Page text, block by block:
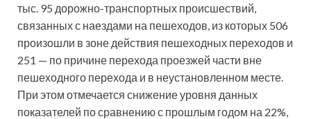
тыс. 95 дорожно-транспортных происшествий,
связанных с наездами на пешеходов, из которых 506
произошли в зоне действия пешеходных переходов и
251 — по причине перехода проезжей части вне
пешеходного перехода и в неустановленном месте.
При этом отмечается снижение уровня данных
показателей по сравнению с прошлым годом на 22%,